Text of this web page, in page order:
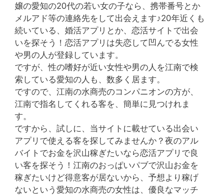
嬢の愛知の20代の若い女の子なら、携帯番号とか
メルアド等の連絡先をして出会えます♪20年近くも
続いている、婚活アプリとか、恋活サイトで出会
いを探そう！恋活アプリは失恋して凹んでる女性
や男の人が登録しています。
ですが、性の嗜好が近い女性や男の人を江南で検
索している愛知の人も、数多く居ます。
ですので、江南の水商売のコンパニオンの方が、
江南で指名してくれる客を、簡単に見つけれま
す。
ですから、試しに、当サイトに載せている出会い
アプリで使える客を探してみませんか？夜のアル
バイトでお金を沢山稼ぎたいなら恋活アプリで良
い客を探そう！江南のおっぱいパブで沢山お金を
稼ぎたいけど得意客が居ないから、予想より稼げ
ないという愛知の水商売の女性は、優良なマッチ